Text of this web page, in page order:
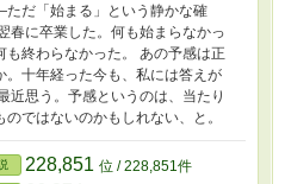
だ「始まる」という静かな確
春に卒業した。何も始まらなかっ
も終わらなかった。 あの予感は正
。十年経った今も、私には答えが
近思う。予感というのは、当たり
のではないのかもしれない、と。
228,851 位 / 228,851件